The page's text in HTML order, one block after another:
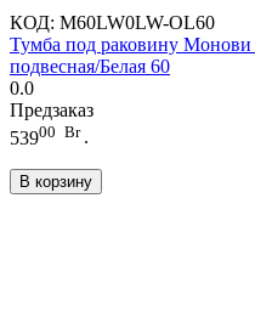
КОД: M60LW0LW-OL60
Тумба под раковину
подвесная/Белая 60
0.0
Предзаказ
53900 Br .
В корзину